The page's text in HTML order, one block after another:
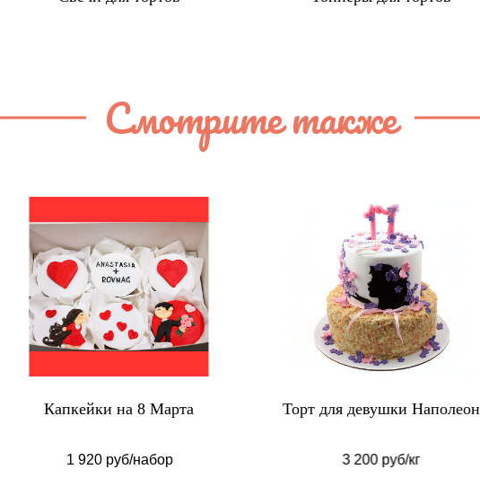
Смотрите также
Капкейки на 8 Марта
1 920 руб/набор
Торт для девушки Наполеон
3 200 руб/кг